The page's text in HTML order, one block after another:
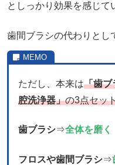
としっかり効果を感じて
歯間ブラシの代わりとし
ただし、本来は「歯ブ
腔洗浄器」の3点セッ
歯ブラシ⇒全体を磨く
フロスや歯間ブラシ⇒